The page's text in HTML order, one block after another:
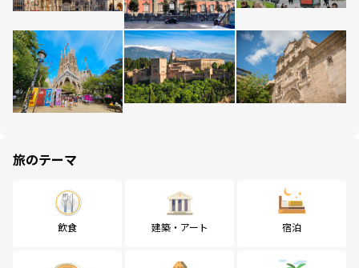
旅のテーマ
飲食 建築・アート 宿泊